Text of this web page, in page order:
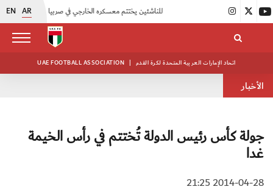
EN AR |
UAE FOOTBALL ASSOCIATION | اتحاد الإمارات العربية المتحدة لكرة القدم
الأخبار
جولة كأس رئيس الدولة تُختتم في رأس الخيمة
غدا
2014-04-28 21:25